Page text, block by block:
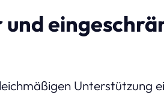
Unterstützung